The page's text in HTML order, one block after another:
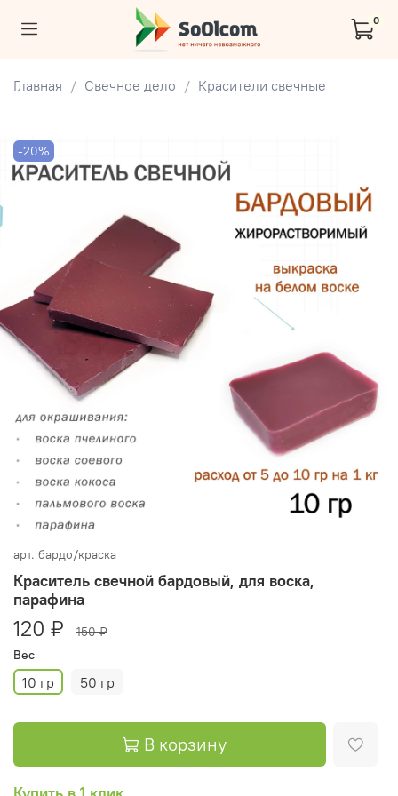
0
Главная Свечное дело Красители свечные
-20%
арт. бардо/краска
Краситель свечной бардовый, для воска,
парафина
120 ₽
150 ₽
Вес
10 гр 50 гр
В корзину